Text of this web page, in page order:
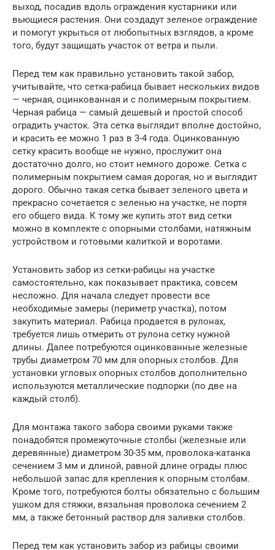
выход, посадив вдоль ограждения кустарники или
вьющиеся растения. Они создадут зеленое ограждение
и помогут укрыться от любопытных взглядов, а кроме
того, будут защищать участок от ветра и пыли.
Перед тем как правильно установить такой забор,
учитывайте, что сетка-рабица бывает нескольких видов
— черная, оцинкованная и с полимерным покрытием.
Черная рабица — самый дешевый и простой способ
оградить участок. Эта сетка выглядит вполне достойно,
и красить ее можно 1 раз в 3-4 года. Оцинкованную
сетку красить вообще не нужно, прослужит она
достаточно долго, но стоит немного дороже. Сетка с
полимерным покрытием самая дорогая, но и выглядит
дорого. Обычно такая сетка бывает зеленого цвета и
прекрасно сочетается с зеленью на участке, не портя
его общего вида. К тому же купить этот вид сетки
можно в комплекте с опорными столбами, натяжным
устройством и готовыми калиткой и воротами.
Установить забор из сетки-рабицы на участке
самостоятельно, как показывает практика, совсем
несложно. Для начала следует провести все
необходимые замеры (периметр участка), потом
закупить материал. Рабица продается в рулонах,
требуется лишь отмерить от рулона сетку нужной
длины. Далее потребуются оцинкованные железные
трубы диаметром 70 мм для опорных столбов. Для
установки угловых опорных столбов дополнительно
используются металлические подпорки (по две на
каждый столб).
Для монтажа такого забора своими руками также
понадобятся промежуточные столбы (железные или
деревянные) диаметром 30-35 мм, проволока-катанка
сечением 3 мм и длиной, равной длине ограды плюс
небольшой запас для крепления к опорным столбам.
Кроме того, потребуются болты обязательно с большим
ушком для стяжки, вязальная проволока сечением 2
мм, а также бетонный раствор для заливки столбов.
Перед тем как установить забор из рабицы своими